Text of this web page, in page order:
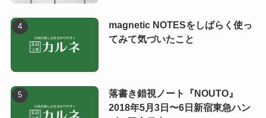
magnetic NOTESをしばらく使っ
てみて気づいたこと
落書き錯視ノート『NOUTO』
2018年5月3日〜6日新宿東急ハン